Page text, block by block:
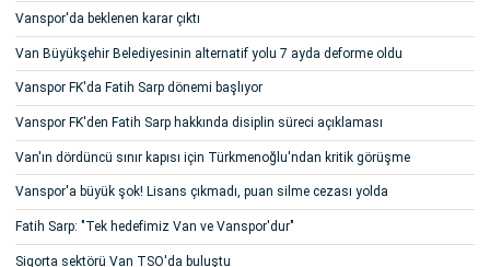
Vanspor'da beklenen karar çıktı
Van Büyükşehir Belediyesinin alternatif yolu 7 ayda deforme oldu
Vanspor FK'da Fatih Sarp dönemi başlıyor
Vanspor FK'den Fatih Sarp hakkında disiplin süreci açıklaması
Van'ın dördüncü sınır kapısı için Türkmenoğlu'ndan kritik görüşme
Vanspor'a büyük şok! Lisans çıkmadı, puan silme cezası yolda
Fatih Sarp: "Tek hedefimiz Van ve Vanspor'dur"
Sigorta sektörü Van TSO'da buluştu